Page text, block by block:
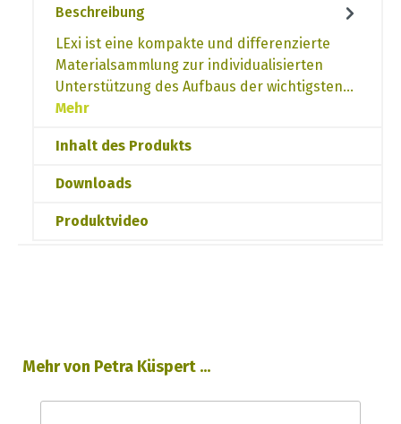
Beschreibung
LExi ist eine kompakte und differenzierte
Materialsammlung zur individualisierten
Unterstützung des Aufbaus der wichtigsten…
Mehr
Inhalt des Produkts
Downloads
Produktvideo
Produktgalerie überspringen
Mehr von Petra Küspert ...